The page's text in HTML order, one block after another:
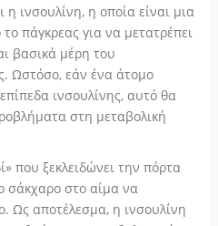
ινσουλίνη, η οποία είναι μια
πάγκρεας για να μετατρέπει
βασικά μέρη του
Ωστόσο, εάν ένα άτομο
ινσουλίνης, αυτό θα
στη μεταβολική
που ξεκλειδώνει την πόρτα
σάκχαρο στο αίμα να
Ως αποτέλεσμα, η ινσουλίνη